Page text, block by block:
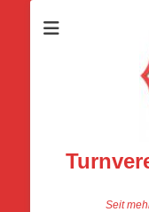
Seit